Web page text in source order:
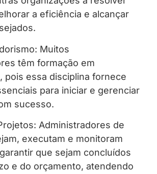
a eficiência e alcançar
Muitos
têm formação em
pois essa disciplina fornece
para iniciar e gerenciar
sucesso.
Administradores de
executam e monitoram
que sejam concluídos
e do orçamento, atendendo